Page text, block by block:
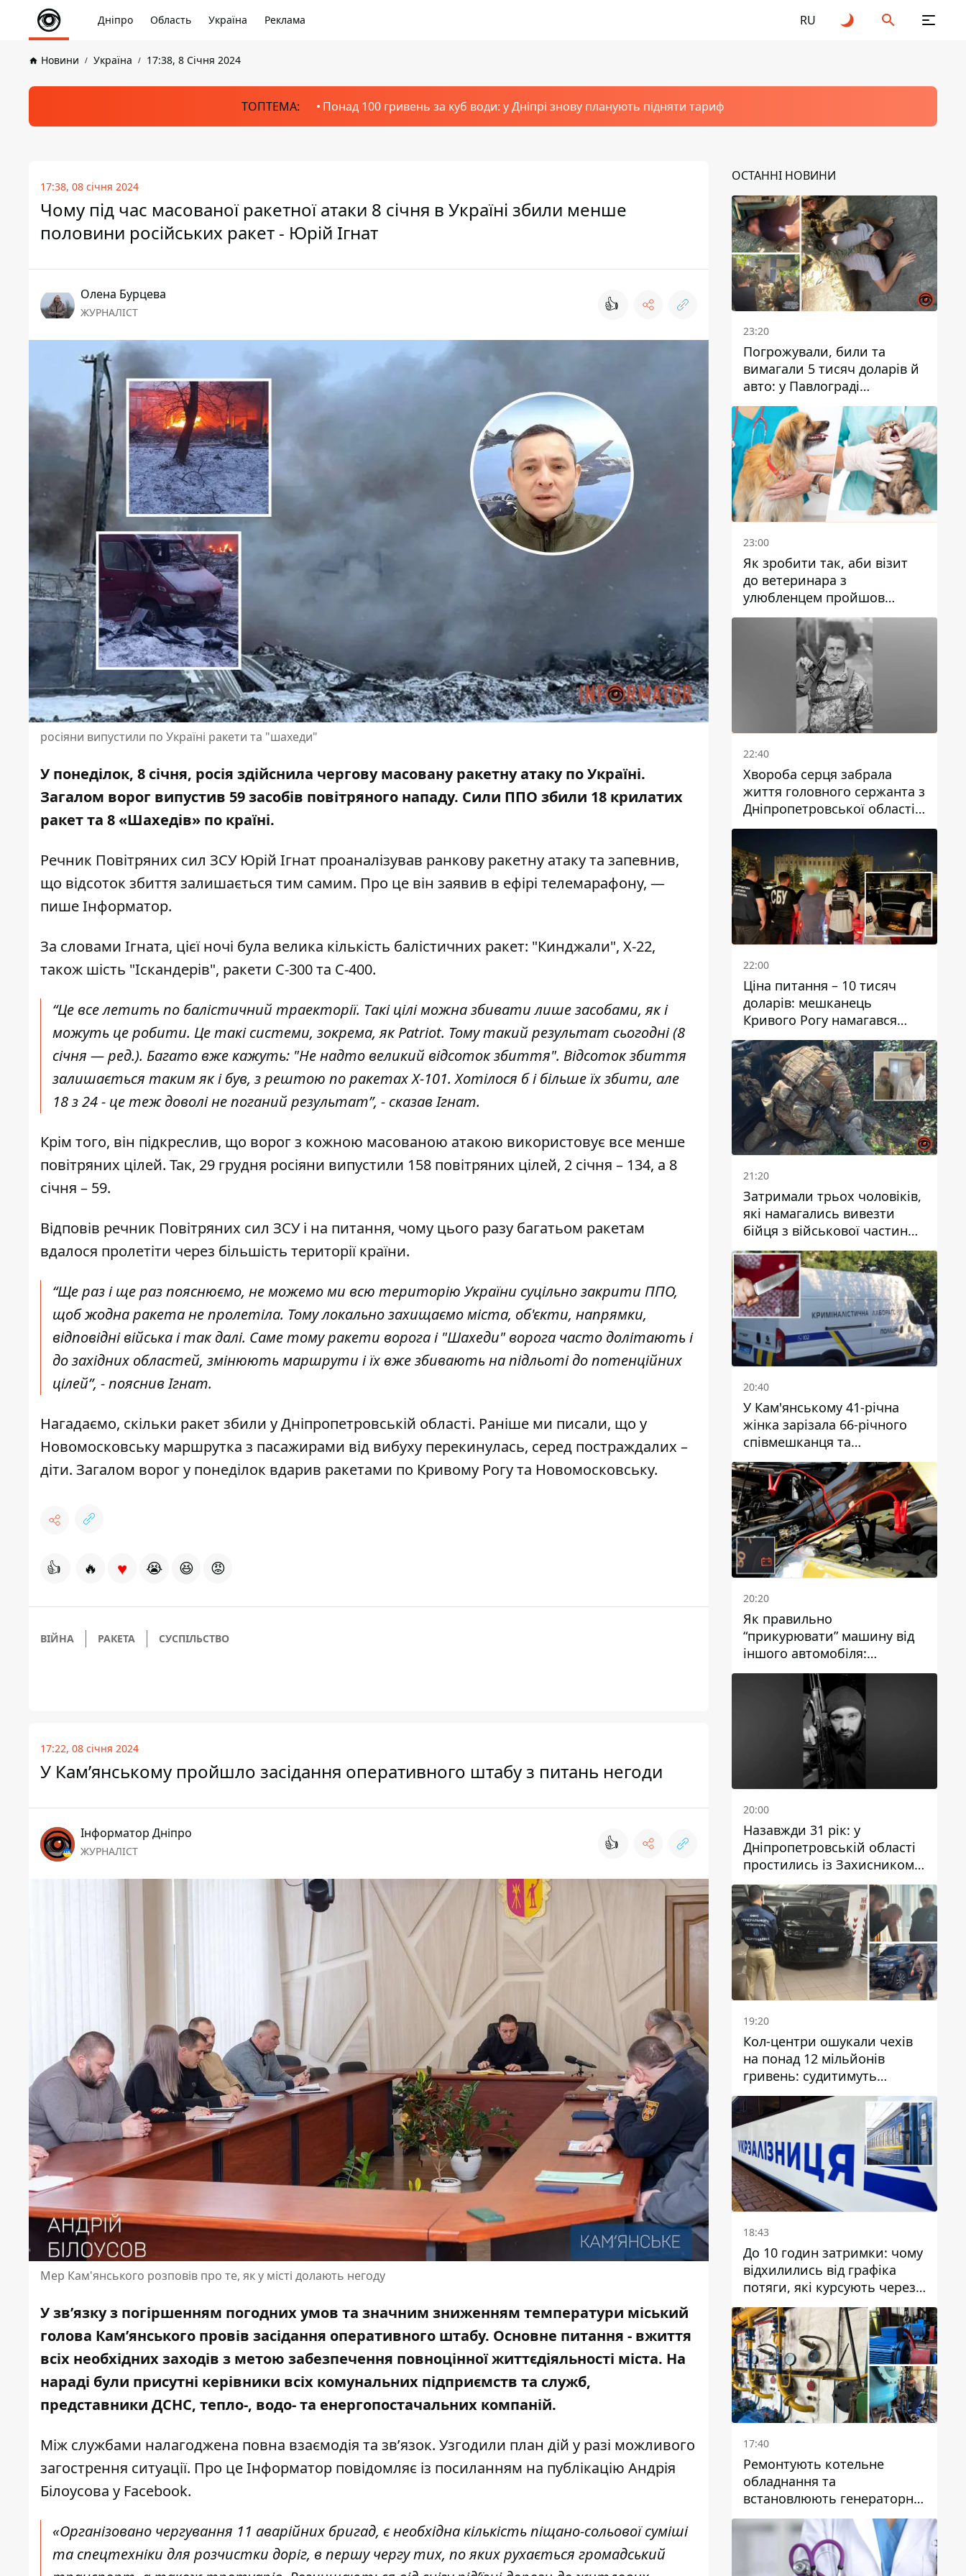
Дніпро Область Україна Реклама RU
Новини Україна 17:38, 8 Січня 2024
ТОПТЕМА: Понад 100 гривень за куб води: у Дніпрі знову планують підняти тариф
17:38, 08 січня 2024
Чому під час масованої ракетної атаки 8 січня в Україні збили менше
половини російських ракет - Юрій Ігнат
Олена Бурцева
ЖУРНАЛІСТ 👍
росіяни випустили по Україні ракети та "шахеди"
У понеділок, 8 січня, росія здійснила чергову масовану ракетну атаку по Україні.
Загалом ворог випустив 59 засобів повітряного нападу. Сили ППО збили 18 крилатих
ракет та 8 «Шахедів» по країні.
Речник Повітряних сил ЗСУ Юрій Ігнат проаналізував ранкову ракетну атаку та запевнив,
що відсоток збиття залишається тим самим. Про це він заявив в ефірі телемарафону, —
пише Інформатор.
За словами Ігната, цієї ночі була велика кількість балістичних ракет: "Кинджали", Х-22,
також шість "Іскандерів", ракети С-300 та С-400.
“Це все летить по балістичний траекторії. Такі цілі можна збивати лише засобами, як і
можуть це робити. Це такі системи, зокрема, як Patriot. Тому такий результат сьогодні (8
січня — ред.). Багато вже кажуть: "Не надто великий відсоток збиття". Відсоток збиття
залишається таким як і був, з рештою по ракетах Х-101. Хотілося б і більше їх збити, але
18 з 24 - це теж доволі не поганий результат”, - сказав Ігнат.
Крім того, він підкреслив, що ворог з кожною масованою атакою використовує все менше
повітряних цілей. Так, 29 грудня росіяни випустили 158 повітряних цілей, 2 січня – 134, а 8
січня – 59.
Відповів речник Повітряних сил ЗСУ і на питання, чому цього разу багатьом ракетам
вдалося пролетіти через більшість території країни.
“Ще раз і ще раз пояснюємо, не можемо ми всю територію України суцільно закрити ППО,
щоб жодна ракета не пролетіла. Тому локально захищаємо міста, об'єкти, напрямки,
відповідні війська і так далі. Саме тому ракети ворога і "Шахеди" ворога часто долітають і
до західних областей, змінюють маршрути і їх вже збивають на підльоті до потенційних
цілей”, - пояснив Ігнат.
Нагадаємо, скільки ракет збили у Дніпропетровській області. Раніше ми писали, що у
Новомосковську маршрутка з пасажирами від вибуху перекинулась, серед постраждалих –
діти. Загалом ворог у понеділок вдарив ракетами по Кривому Рогу та Новомосковську.
👍 🔥 ♥ 😭 😆 😡
ВІЙНА РАКЕТА СУСПІЛЬСТВО
17:22, 08 січня 2024
У Кам’янському пройшло засідання оперативного штабу з питань негоди
Інформатор Дніпро
ЖУРНАЛІСТ 👍
Мер Кам'янського розповів про те, як у місті долають негоду
У зв’язку з погіршенням погодних умов та значним зниженням температури міський
голова Кам’янського провів засідання оперативного штабу. Основне питання - вжиття
всіх необхідних заходів з метою забезпечення повноцінної життєдіяльності міста. На
нараді були присутні керівники всіх комунальних підприємств та служб,
представники ДСНС, тепло-, водо- та енергопостачальних компаній.
Між службами налагоджена повна взаємодія та зв’язок. Узгодили план дій у разі можливого
загострення ситуації. Про це Інформатор повідомляє із посиланням на публікацію Андрія
Білоусова у Facebook.
«Організовано чергування 11 аварійних бригад, є необхідна кількість піщано-сольової суміші
та спецтехніки для розчистки доріг, в першу чергу тих, по яких рухається громадський
ОСТАННІ НОВИНИ
23:20
Погрожували, били та
вимагали 5 тисяч доларів й
авто: у Павлограді
затримали двох чоловіків
23:00
Як зробити так, аби візит
до ветеринара з
улюбленцем пройшов
спокійно: прості поради
22:40
Хвороба серця забрала
життя головного сержанта з
Дніпропетровської області
Юрія Свистуна
22:00
Ціна питання – 10 тисяч
доларів: мешканець
Кривого Рогу намагався
переправити чоловіка до
Словаччини
21:20
Затримали трьох чоловіків,
які намагались вивезти
бійця з військової частини
до Дніпра за 7 тисяч
доларів: серед них був лікар
20:40
У Кам'янському 41-річна
жінка зарізала 66-річного
співмешканця та
намагалась обманути
поліцейських
20:20
Як правильно
“прикурювати” машину від
іншого автомобіля:
інструкція для водіїв
20:00
Назавжди 31 рік: у
Дніпропетровській області
простились із Захисником
Олександром Рєпіним
19:20
Кол-центри ошукали чехів
на понад 12 мільйонів
гривень: судитимуть
дніпрянина, який
організував
транснаціональну злочинну
організацію
18:43
До 10 годин затримки: чому
відхилились від графіка
потяги, які курсують через
Дніпро та область
17:40
Ремонтують котельне
обладнання та
встановлюють генераторні
установки: як у Дніпрі
готуються до
опалювального сезону